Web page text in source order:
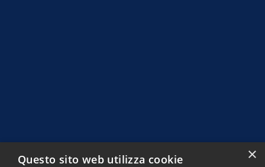
×
Questo sito web utilizza cookie